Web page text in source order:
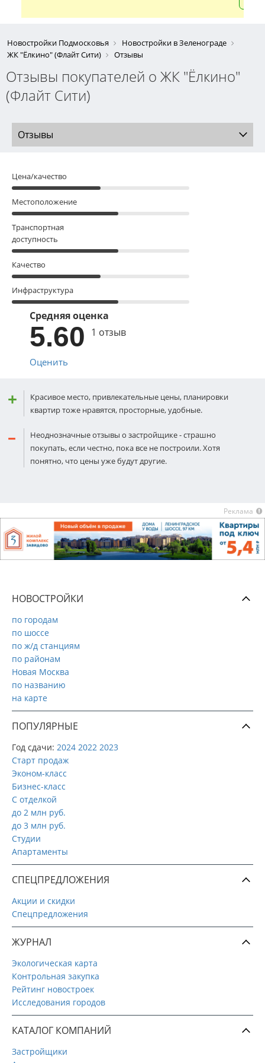
Новостройки Подмосковья
Новостройки в Зеленограде
ЖК "Ёлкино" (Флайт Сити)
Отзывы
Отзывы покупателей о ЖК "Ёлкино"
(Флайт Сити)
Отзывы
Цена/качество
Местоположение
Транспортная
доступность
Качество
Инфраструктура
Средняя оценка
5.60 1 отзыв
Оценить
Красивое место, привлекательные цены, планировки
квартир тоже нравятся, просторные, удобные.
Неоднозначные отзывы о застройщике - страшно
покупать, если честно, пока все не построили. Хотя
понятно, что цены уже будут другие.
Реклама
НОВОСТРОЙКИ
по городам
по шоссе
по ж/д станциям
по районам
Новая Москва
по названию
на карте
ПОПУЛЯРНЫЕ
Год сдачи: 2024 2022 2023
Старт продаж
Эконом-класс
Бизнес-класс
С отделкой
до 2 млн руб.
до 3 млн руб.
Студии
Апартаменты
СПЕЦПРЕДЛОЖЕНИЯ
Акции и скидки
Спецпредложения
ЖУРНАЛ
Экологическая карта
Контрольная закупка
Рейтинг новостроек
Исследования городов
КАТАЛОГ КОМПАНИЙ
Застройщики